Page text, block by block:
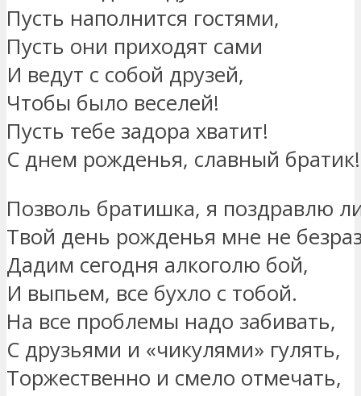
Пусть наполнится гостями,
Пусть они приходят сами
И ведут с собой друзей,
Чтобы было веселей!
Пусть тебе задора хватит!
С днем рожденья, славный братик!
Позволь братишка, я поздравлю
Твой день рожденья мне не
Дадим сегодня алкоголю бой,
И выпьем, все бухло с тобой.
На все проблемы надо забивать,
С друзьями и «чикулями» гулять,
Торжественно и смело отмечать,